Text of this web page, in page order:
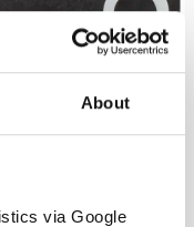
About
via Google